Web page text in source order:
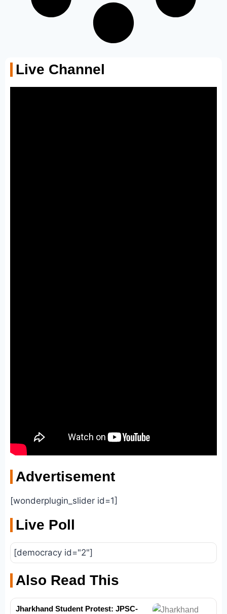
Live Channel
Advertisement
[wonderplugin_slider id=1]
Live Poll
[democracy id="2"]
Also Read This
Jharkhand Student Protest: JPSC-